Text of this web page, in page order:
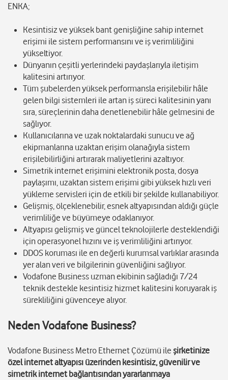
ENKA;
Kesintisiz ve yüksek bant genişliğine sahip internet
erişimi ile sistem performansını ve iş verimliliğini
yükseltiyor.
Dünyanın çeşitli yerlerindeki paydaşlarıyla iletişim
kalitesini artırıyor.
Tüm şubelerden yüksek performansla erişilebilir hâle
gelen bilgi sistemleri ile artan iş süreci kalitesinin yanı
sıra, süreçlerinin daha denetlenebilir hâle gelmesini de
sağlıyor.
Kullanıcılarına ve uzak noktalardaki sunucu ve ağ
ekipmanlarına uzaktan erişim olanağıyla sistem
erişilebilirliğini artırarak maliyetlerini azaltıyor.
Simetrik internet erişimini elektronik posta, dosya
paylaşımı, uzaktan sistem erişimi gibi yüksek hızlı veri
yükleme servisleri için de etkili bir şekilde kullanabiliyor.
Gelişmiş, ölçeklenebilir, esnek altyapısından aldığı güçle
verimliliğe ve büyümeye odaklanıyor.
Altyapısı gelişmiş ve güncel teknolojilerle desteklendiği
için operasyonel hızını ve iş verimliliğini artırıyor.
DDOS koruması ile en değerli kurumsal varlıklar arasında
yer alan veri ve bilgilerinin güvenliğini sağlıyor.
Vodafone Business uzman ekibinin sağladığı 7/24
teknik destekle kesintisiz hizmet kalitesini koruyarak iş
sürekliliğini güvenceye alıyor.
Neden Vodafone Business?
Vodafone Business Metro Ethernet Çözümü ile şirketinize
özel internet altyapısı üzerinden kesintisiz, güvenilir ve
simetrik internet bağlantısından yararlanmaya